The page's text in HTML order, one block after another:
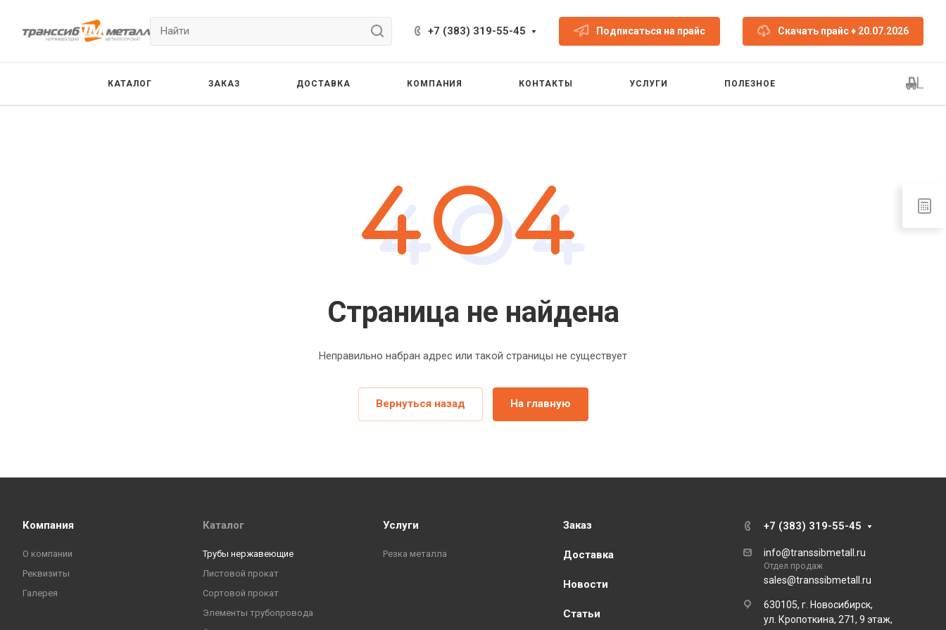
+7 (383) 319-55-45 Подписаться на прайс Скачать прайс♦ 20.07.2026
КАТАЛОГ ЗАКАЗ ДОСТАВКА КОМПАНИЯ КОНТАКТЫ УСЛУГИ ПОЛЕЗНОЕ
Страница не найдена
Неправильно набран адрес или такой страницы не существует
Вернуться назад На главную
Компания
О компании
Реквизиты
Галерея
Каталог
Трубы нержавеющие
Листовой прокат
Сортовой прокат
Элементы трубопровода
Услуги
Резка металла
Заказ
Доставка
Новости
Статьи
+7 (383) 319-55-45
info@transsibmetall.ru
Отдел продаж
sales@transsibmetall.ru
630105, г. Новосибирск,
ул. Кропоткина, 271, 9 этаж,